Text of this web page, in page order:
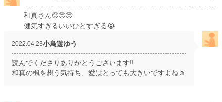
和真さん🥺🥺🥺
健気すぎるいいひとすぎる😭
2022.04.23小鳥遊ゆう
読んでくださりありがとうございます‼️
和真の楓を想う気持ち、愛はとっても大きいですよね☺️